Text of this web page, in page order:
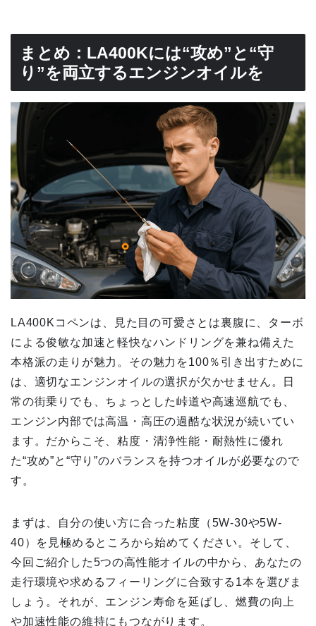
まとめ：LA400Kには“攻め”と“守
り”を両立するエンジンオイルを
LA400Kコペンは、見た目の可愛さとは裏腹に、ターボ
による俊敏な加速と軽快なハンドリングを兼ね備えた
本格派の走りが魅力。その魅力を100％引き出すために
は、適切なエンジンオイルの選択が欠かせません。日
常の街乗りでも、ちょっとした峠道や高速巡航でも、
エンジン内部では高温・高圧の過酷な状況が続いてい
ます。だからこそ、粘度・清浄性能・耐熱性に優れ
た“攻め”と“守り”のバランスを持つオイルが必要なので
す。
まずは、自分の使い方に合った粘度（5W-30や5W-
40）を見極めるところから始めてください。そして、
今回ご紹介した5つの高性能オイルの中から、あなたの
走行環境や求めるフィーリングに合致する1本を選びま
しょう。それが、エンジン寿命を延ばし、燃費の向上
や加速性能の維持にもつながります。